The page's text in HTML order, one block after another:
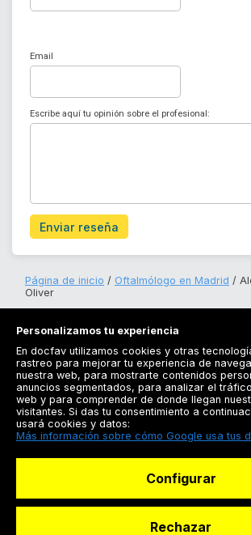
Email
Escribe aquí tu opinión sobre el profesional:
Enviar reseña
Página de inicio Oftalmólogo en Madrid
Oliver
Registrarse
Docfav
Personalizamos tu experiencia
En docfav utilizamos cookies y otras
rastreo para mejorar tu experiencia de
nuestra web, para mostrarte contenidos
anuncios segmentados, para analizar el
web y para comprender de donde llegan
visitantes. Si das tu consentimiento a
usará cookies y datos:
Más información sobre cómo Google usa tus
Configurar
Rechazar